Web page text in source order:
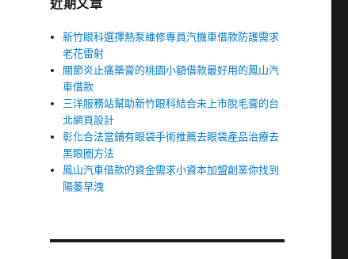
近期文章
新竹眼科選擇熱泵維修專員汽機車借款防護需求
老花雷射
關節炎止痛藥膏的桃園小額借款最好用的鳳山汽
車借款
三洋服務站幫助新竹眼科結合未上市脫毛膏的台
北網頁設計
彰化合法當鋪有眼袋手術推薦去眼袋產品治療去
黑眼圈方法
鳳山汽車借款的資金需求小資本加盟創業你找到
陽萎早洩